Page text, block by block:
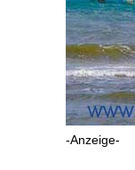
-Anzeige-